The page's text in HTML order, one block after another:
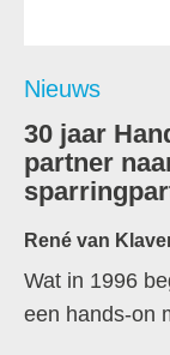
Nieuws
30 jaar
partner
René van
Wat in 1996
een hands-on